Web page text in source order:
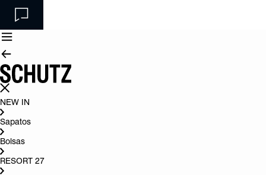
NEW IN
Sapatos
Bolsas
RESORT 27